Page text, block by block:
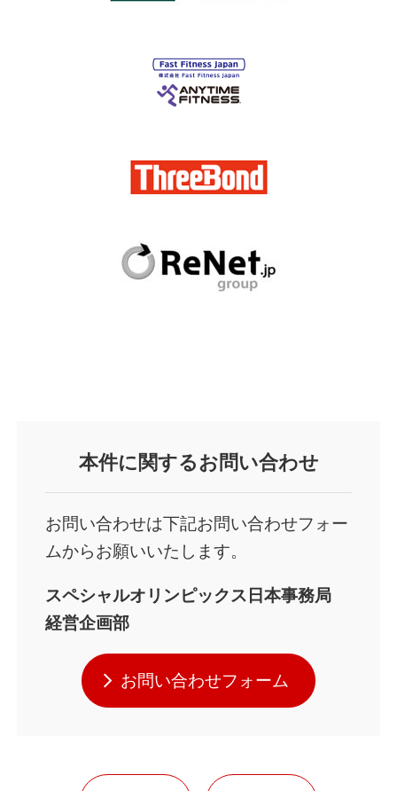
本件に関するお問い合わせ
お問い合わせは下記お問い合わせフォー
ムからお願いいたします。
スペシャルオリンピックス日本事務局
経営企画部
お問い合わせフォーム